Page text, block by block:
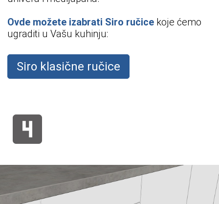
Ovde možete izabrati Siro ručice koje ćemo
ugraditi u Vašu kuhinju:
Siro klasične ručice